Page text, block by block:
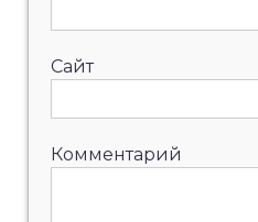
Сайт
Комментарий